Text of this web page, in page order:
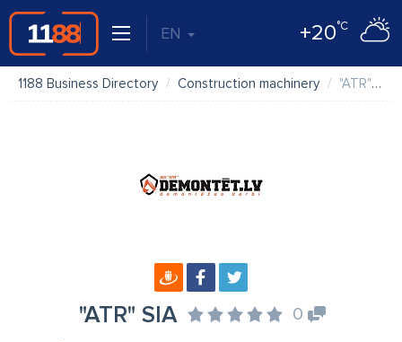
EN +20°C
1188 Business Directory Construction machinery "ATR" SIA
"ATR" SIA 0